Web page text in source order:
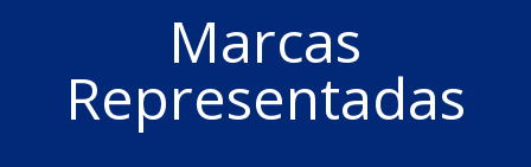
Marcas
Representadas